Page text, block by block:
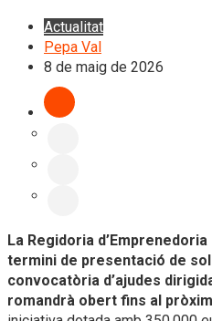
Actualitat
Pepa Val
8 de maig de 2026
La Regidoria
termini de presentació de
convocatòria d’ajudes
romandrà obert fins al